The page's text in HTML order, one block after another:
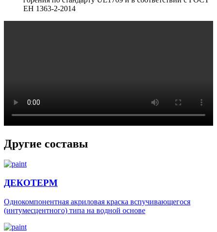
ЕН 1363-2-2014
Другие составы
ДЕКОТЕРМ
Однокомпонентная акриловая краска вспучивающегося
(интумесцентного) типа на водной основе